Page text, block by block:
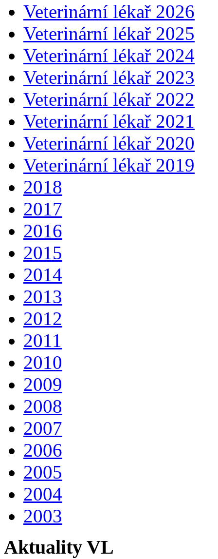
Veterinární lékař 2026
Veterinární lékař 2025
Veterinární lékař 2024
Veterinární lékař 2023
Veterinární lékař 2022
Veterinární lékař 2021
Veterinární lékař 2020
Veterinární lékař 2019
2018
2017
2016
2015
2014
2013
2012
2011
2010
2009
2008
2007
2006
2005
2004
2003
Aktuality VL